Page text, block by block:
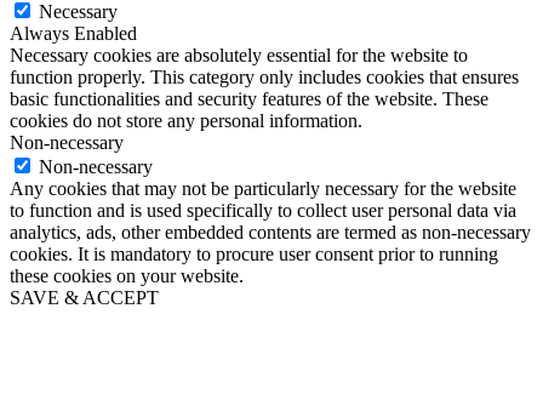
Necessary
Always Enabled
Necessary cookies are absolutely essential for the website to
function properly. This category only includes cookies that ensures
basic functionalities and security features of the website. These
cookies do not store any personal information.
Non-necessary
Non-necessary
Any cookies that may not be particularly necessary for the website
to function and is used specifically to collect user personal data via
analytics, ads, other embedded contents are termed as non-necessary
cookies. It is mandatory to procure user consent prior to running
these cookies on your website.
SAVE & ACCEPT